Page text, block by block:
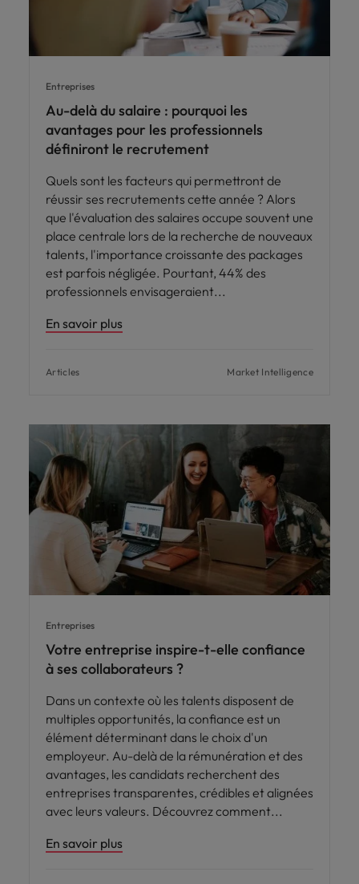
Entreprises
Au-delà du salaire : pourquoi les
avantages pour les professionnels
définiront le recrutement
Quels sont les facteurs qui permettront de
réussir ses recrutements cette année ? Alors
que l'évaluation des salaires occupe souvent une
place centrale lors de la recherche de nouveaux
talents, l'importance croissante des packages
est parfois négligée. Pourtant, 44% des
professionnels envisageraient
En savoir plus
Articles Market Intelligence
Entreprises
Votre entreprise inspire-t-elle confiance
à ses collaborateurs ?
Dans un contexte où les talents disposent de
multiples opportunités, la confiance est un
élément déterminant dans le choix d'un
employeur. Au-delà de la rémunération et des
avantages, les candidats recherchent des
entreprises transparentes, crédibles et alignées
avec leurs valeurs. Découvrez comment
En savoir plus